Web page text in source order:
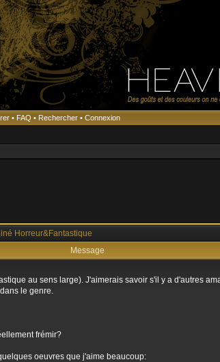
• FAQ • Rechercher • Connexion
Horreur&Fantastique
Message
au sens large). J'aimerais savoir s'il y a d'autres
le genre.
frémir?
oeuvres que j'aime beaucoup: